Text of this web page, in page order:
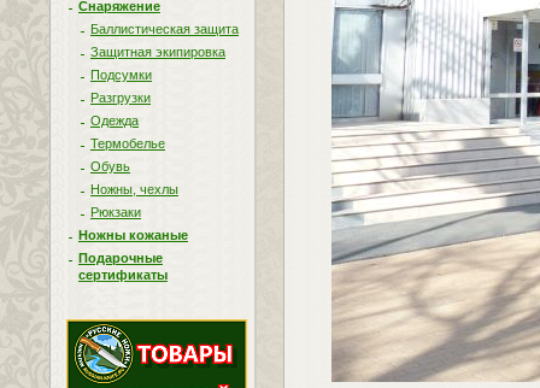
Снаряжение
Баллистическая защита
Защитная экипировка
Подсумки
Разгрузки
Одежда
Термобелье
Обувь
Ножны, чехлы
Рюкзаки
Ножны кожаные
Подарочные
сертификаты